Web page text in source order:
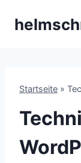
Inhalt
Startseite »